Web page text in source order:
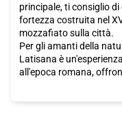
principale, ti consiglio
fortezza costruita nel
mozzafiato sulla città.
Per gli amanti della
Latisana è
all'epoca romana,
di ammirare una